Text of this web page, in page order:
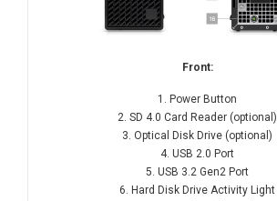
Front:
1. Power Button
2. SD 4.0 Card Reader (optional)
3. Optical Disk Drive (optional)
4. USB 2.0 Port
5. USB 3.2 Gen2 Port
6. Hard Disk Drive Activity Light